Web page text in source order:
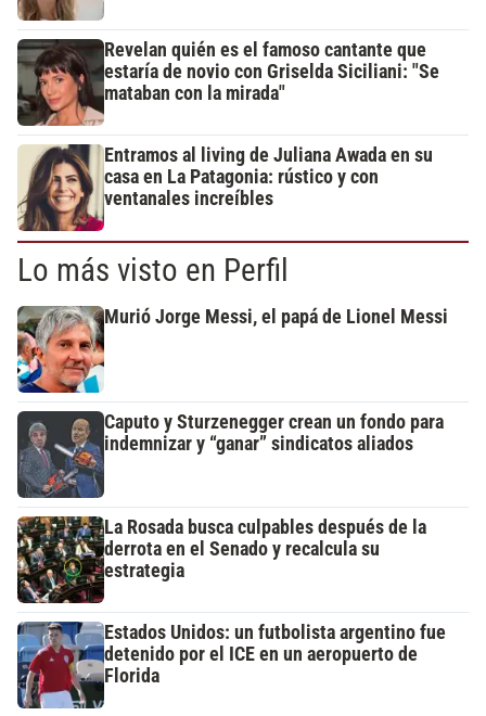
Revelan quién es el famoso cantante que
estaría de novio con Griselda Siciliani: "Se
mataban con la mirada"
Entramos al living de Juliana Awada en su
casa en La Patagonia: rústico y con
ventanales increíbles
Lo más visto en Perfil
Murió Jorge Messi, el papá de Lionel Messi
Caputo y Sturzenegger crean un fondo para
indemnizar y “ganar” sindicatos aliados
La Rosada busca culpables después de la
derrota en el Senado y recalcula su
estrategia
Estados Unidos: un futbolista argentino fue
detenido por el ICE en un aeropuerto de
Florida